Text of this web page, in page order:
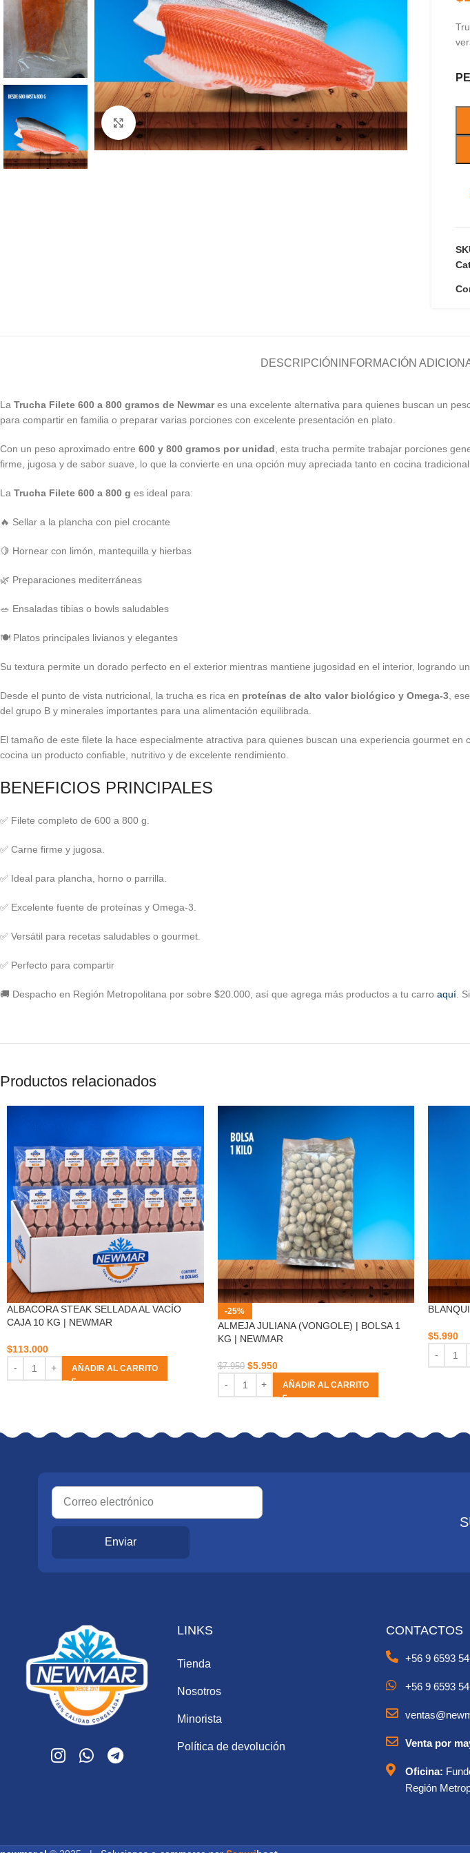
Clic para ampliar
DESCRIPCIÓN INFORMACIÓN
La Trucha Filete 600 a 800 gramos de Newmares una excelente alternativa para quienes buscan un
para compartir en familia o preparar varias porciones con excelente presentación en plato.
Con un peso aproximado entre 600 y 800 gramos por unidad , esta trucha permite trabajar porciones
firme, jugosa y de sabor suave, lo que la convierte en una opción muy apreciada tanto en cocina
La Trucha Filete 600 a 800 g es ideal para:
🔥 Sellar a la plancha con piel crocante
🍋 Hornear con limón, mantequilla y hierbas
🌿 Preparaciones mediterráneas
🥗 Ensaladas tibias o bowls saludables
🍽️ Platos principales livianos y elegantes
Su textura permite un dorado perfecto en el exterior mientras mantiene jugosidad en el interior, logrando
Desde el punto de vista nutricional, la trucha es rica en proteínas de alto valor biológico y Omega-3 ,
del grupo B y minerales importantes para una alimentación equilibrada.
El tamaño de este filete la hace especialmente atractiva para quienes buscan una experiencia gourmet en
cocina un producto confiable, nutritivo y de excelente rendimiento.
BENEFICIOS PRINCIPALES
✅ Filete completo de 600 a 800 g.
✅ Carne firme y jugosa.
✅ Ideal para plancha, horno o parrilla.
✅ Excelente fuente de proteínas y Omega-3.
✅ Versátil para recetas saludables o gourmet.
✅ Perfecto para compartir
🚚 Despacho en Región Metropolitana por sobre $20.000, así que agrega más productos a tu carro aquí .
Productos relacionados
ALBACORA STEAK SELLADA AL VACÍO
CAJA 10 KG | NEWMAR
$113.000
AÑADIR AL CARRITO
-25%
ALMEJA JULIANA (VONGOLE) | BOLSA 1
KG | NEWMAR
$7.950 $5.950
AÑADIR AL CARRITO
$5.990
Enviar
LINKS
Tienda
Nosotros
Minorista
Política de devolución
CONTACTOS
+56 9 6593
+56 9 6593
Venta por
Oficina:
Región